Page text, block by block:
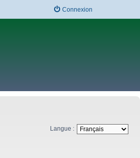
Connexion
Langue :